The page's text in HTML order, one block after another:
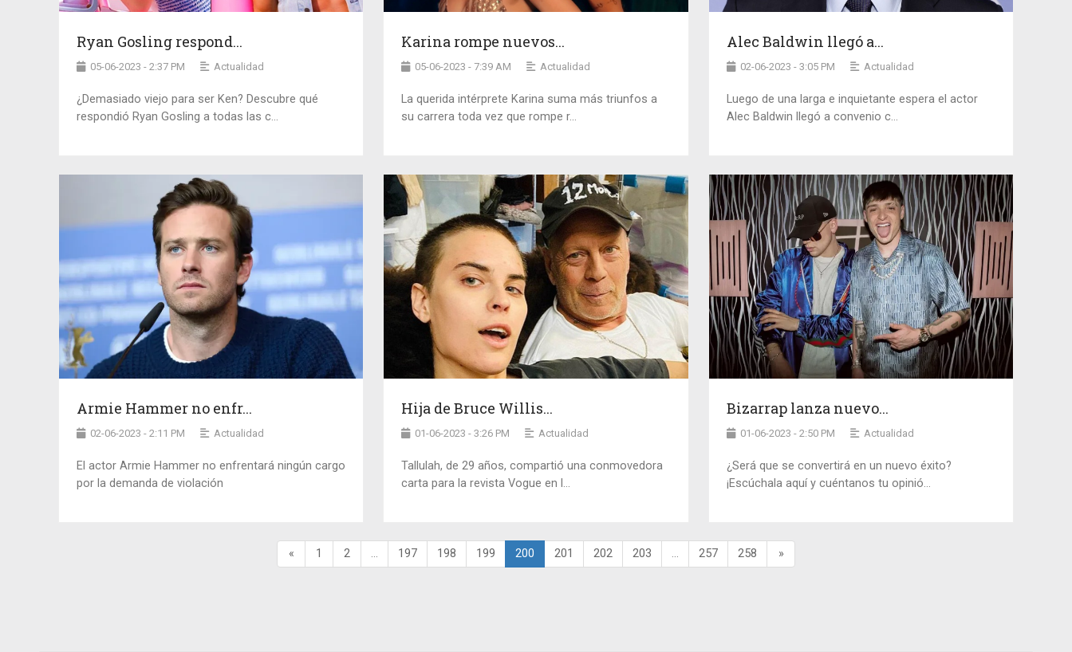
Ryan Gosling respond...
05-06-2023 - 2:37 PM Actualidad
¿Demasiado viejo para ser Ken? Descubre qué
respondió Ryan Gosling a todas las c...
Karina rompe nuevos...
05-06-2023 - 7:39 AM Actualidad
La querida intérprete Karina suma más triunfos a
su carrera toda vez que rompe r...
Alec Baldwin llegó a...
02-06-2023 - 3:05 PM Actualidad
Luego de una larga e inquietante espera el actor
Alec Baldwin llegó a convenio c...
Armie Hammer no enfr...
02-06-2023 - 2:11 PM Actualidad
El actor Armie Hammer no enfrentará ningún cargo
por la demanda de violación
Hija de Bruce Willis...
01-06-2023 - 3:26 PM Actualidad
Tallulah, de 29 años, compartió una conmovedora
carta para la revista Vogue en l...
Bizarrap lanza nuevo...
01-06-2023 - 2:50 PM Actualidad
¿Será que se convertirá en un nuevo éxito?
¡Escúchala aquí y cuéntanos tu opinió...
« 1 2 ... 197 198 199 200 201 202 203 ... 257 258 »